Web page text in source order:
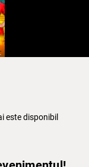
este disponibil